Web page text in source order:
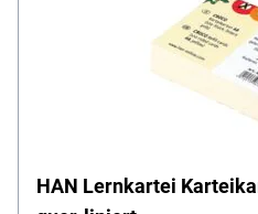
HAN Lernkartei